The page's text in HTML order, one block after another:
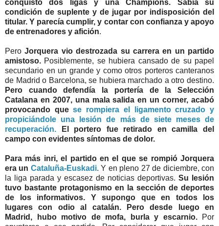
conquistó dos ligas y una Champions. Sabía su
condición de suplente y de jugar por indisposición del
titular. Y parecía cumplir, y contar con confianza y apoyo
de entrenadores y afición.
PeroJorquera vio destrozada su carrera en un partido
amistoso. Posiblemente, se hubiera cansado de su papel
secundario en un grande y como otros porteros canteranos
de Madrid o Barcelona, se hubiera marchado a otro destino.
Pero cuando defendía la portería de la Selección
Catalana en 2007, una mala salida en un corner, acabó
provocando quese rompiera el ligamento cruzado y
propiciándole una lesión de más de siete meses de
recuperación. El portero fue retirado en camilla del
campo con evidentes síntomas de dolor.
Para más inri, el partido en el que se rompió Jorquera
era un Cataluña-Euskadi. Y en pleno 27 de diciembre, con
la liga parada y escasez de noticias deportivas. Su lesión
tuvo bastante protagonismo en la sección de deportes
de los informativos. Y supongo que en todos los
lugares con odio al catalán. Pero desde luego en
Madrid, hubo motivo de mofa, burla y escarnio.Por